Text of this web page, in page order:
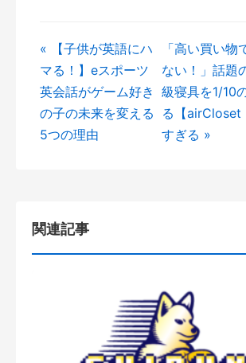
« 【子供が英語にハ
マる！】eスポーツ
英会話がゲーム好き
の子の未来を変える
5つの理由
「高い買い物
ない！」話題
級寝具を1/10
る【airCloset
すぎる »
関連記事